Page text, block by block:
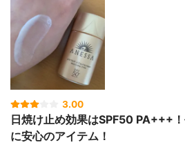
3.00
日焼け止め効果はSPF50 PA+++
に安心のアイテム！